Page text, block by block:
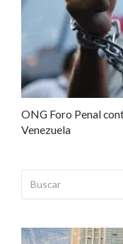
ONG Foro Penal
Venezuela